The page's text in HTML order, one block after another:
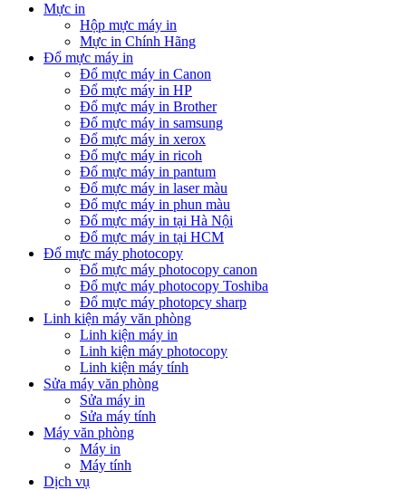
Mực in
Hộp mực máy in
Mực in Chính Hãng
Đổ mực máy in
Đổ mực máy in Canon
Đổ mực máy in HP
Đổ mực máy in Brother
Đổ mực máy in samsung
Đổ mực máy in xerox
Đổ mực máy in ricoh
Đổ mực máy in pantum
Đổ mực máy in laser màu
Đổ mực máy in phun màu
Đổ mực máy in tại Hà Nội
Đổ mực máy in tại HCM
Đổ mực máy photocopy
Đổ mực máy photocopy canon
Đổ mực máy photocopy Toshiba
Đổ mực máy photopcy sharp
Linh kiện máy văn phòng
Linh kiện máy in
Linh kiện máy photocopy
Linh kiện máy tính
Sửa máy văn phòng
Sửa máy in
Sửa máy tính
Máy văn phòng
Máy in
Máy tính
Dịch vụ